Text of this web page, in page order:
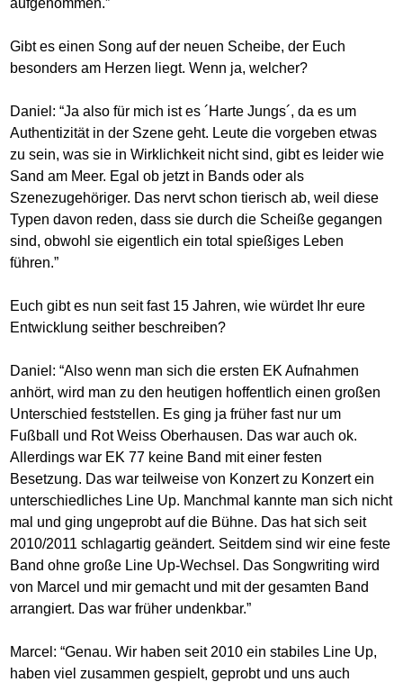
aufgenommen.”
Gibt es einen Song auf der neuen Scheibe, der Euch
besonders am Herzen liegt. Wenn ja, welcher?
Daniel: “Ja also für mich ist es ´Harte Jungs´, da es um
Authentizität in der Szene geht. Leute die vorgeben etwas
zu sein, was sie in Wirklichkeit nicht sind, gibt es leider wie
Sand am Meer. Egal ob jetzt in Bands oder als
Szenezugehöriger. Das nervt schon tierisch ab, weil diese
Typen davon reden, dass sie durch die Scheiße gegangen
sind, obwohl sie eigentlich ein total spießiges Leben
führen.”
Euch gibt es nun seit fast 15 Jahren, wie würdet Ihr eure
Entwicklung seither beschreiben?
Daniel: “Also wenn man sich die ersten EK Aufnahmen
anhört, wird man zu den heutigen hoffentlich einen großen
Unterschied feststellen. Es ging ja früher fast nur um
Fußball und Rot Weiss Oberhausen. Das war auch ok.
Allerdings war EK 77 keine Band mit einer festen
Besetzung. Das war teilweise von Konzert zu Konzert ein
unterschiedliches Line Up. Manchmal kannte man sich nicht
mal und ging ungeprobt auf die Bühne. Das hat sich seit
2010/2011 schlagartig geändert. Seitdem sind wir eine feste
Band ohne große Line Up-Wechsel. Das Songwriting wird
von Marcel und mir gemacht und mit der gesamten Band
arrangiert. Das war früher undenkbar.”
Marcel: “Genau. Wir haben seit 2010 ein stabiles Line Up,
haben viel zusammen gespielt, geprobt und uns auch